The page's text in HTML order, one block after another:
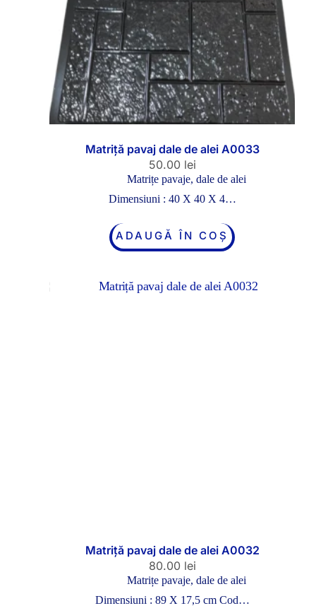
Matriță pavaj dale de alei A0033
50.00 lei
Matrițe pavaje, dale de alei
Dimensiuni : 40 X 40 X 4…
ADAUGĂ ÎN COȘ
Matriță pavaj dale de alei A0032
80.00 lei
Matrițe pavaje, dale de alei
Dimensiuni : 89 X 17,5 cm Cod…